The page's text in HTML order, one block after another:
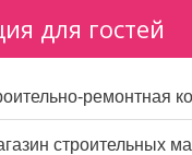
для гостей
ремонтная
строительных